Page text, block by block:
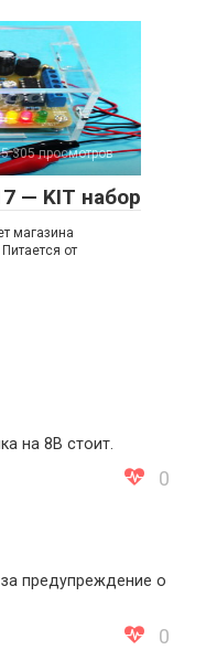
305 просмотров
— KIT набор
магазина
от
на 8В стоит.
0
предупреждение о
0